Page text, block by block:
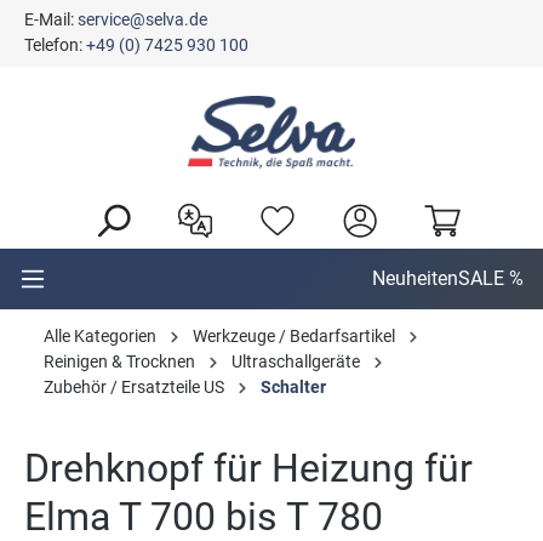
springen
E-Mail:service@selva.de
Telefon:+49 (0) 7425 930 100
NeuheitenSALE %
Alle Kategorien
Werkzeuge / Bedarfsartikel
Reinigen & Trocknen
Ultraschallgeräte
Zubehör / Ersatzteile US
Schalter
Drehknopf für Heizung für
Elma T 700 bis T 780